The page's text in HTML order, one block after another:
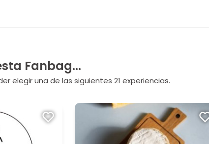
Fanbag...
elegir una de las siguientes 21 experiencias.